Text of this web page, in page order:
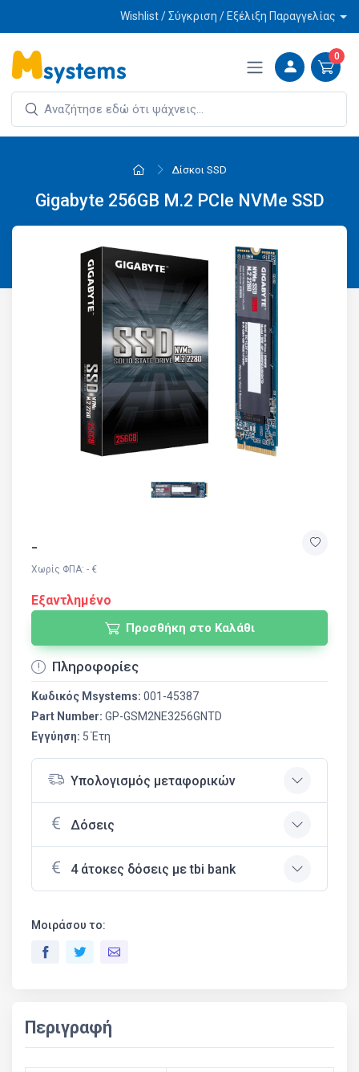
Wishlist / Σύγκριση / Εξέλιξη Παραγγελίας
0
Δίσκοι SSD
Gigabyte 256GB M.2 PCIe NVMe SSD
-
Χωρίς ΦΠΑ: - €
Εξαντλημένο
Προσθήκη στο Καλάθι
Πληροφορίες
Κωδικός Msystems: 001-45387
Part Number: GP-GSM2NE3256GNTD
Εγγύηση: 5 Έτη
Υπολογισμός μεταφορικών
Δόσεις
4 άτοκες δόσεις με tbi bank
Μοιράσου το:
Περιγραφή